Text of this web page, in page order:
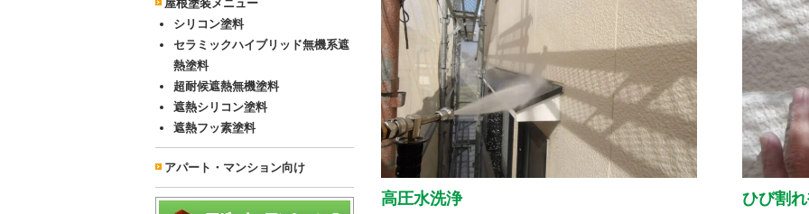
高圧水洗浄 ひび割
屋根塗装メニュー
シリコン塗料
セラミックハイブリッド無機系遮
熱塗料
超耐候遮熱無機塗料
遮熱シリコン塗料
遮熱フッ素塗料
アパート・マンション向け